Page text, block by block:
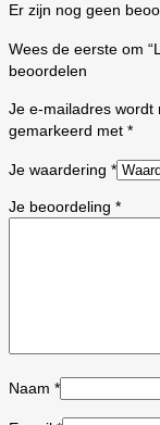
Er zijn nog geen
Wees de eerste om
beoordelen
Je e-mailadres wordt
gemarkeerd met *
Je waardering *
Je beoordeling *
Naam *